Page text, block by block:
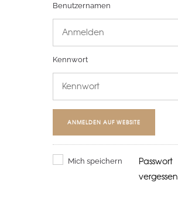
Benutzernamen
Kennwort
ANMELDEN AUF WEBSITE
Mich speichern
Passwort
vergessen